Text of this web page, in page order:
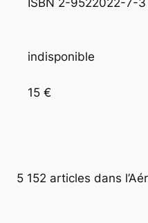
ISBN 2-9522022-7-3
indisponible
15 €
5 152 articles dans